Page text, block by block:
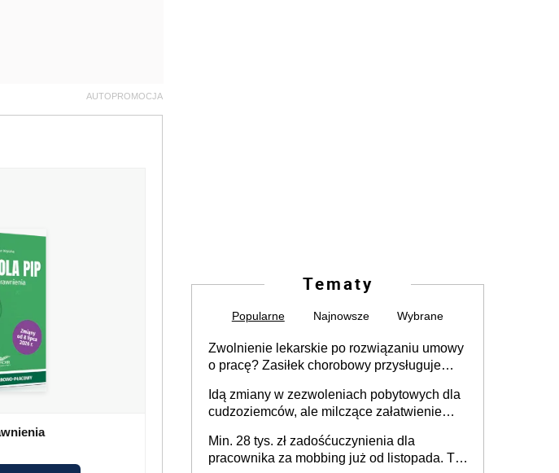
AUTOPROMOCJA
Tematy
Popularne Najnowsze Wybrane
Zwolnienie lekarskie po rozwiązaniu umowy
o pracę? Zasiłek chorobowy przysługuje
dni od ustania stosunku pracy
Idą zmiany w zezwoleniach pobytowych dla
cudzoziemców, ale milczące załatwienie
Min. 28 tys. zł zadośćuczynienia dla
pracownika za mobbing już od listopada. To